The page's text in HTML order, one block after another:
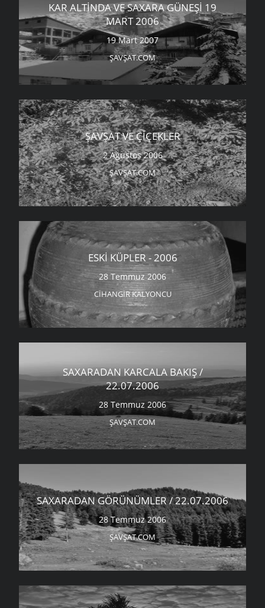
KAR ALTINDA VE SAXARA GÜNEŞI 19
MART 2006
19 Mart 2007
ŞAVŞAT.COM
ŞAVŞAT VE ÇIÇEKLER
2 Ağustos 2006
ŞAVŞAT.COM
ESKI KÜPLER - 2006
28 Temmuz 2006
CIHANGIR KALYONCU
SAXARADAN KARCALA BAKIŞ /
22.07.2006
28 Temmuz 2006
ŞAVŞAT.COM
SAXARADAN GÖRÜNÜMLER / 22.07.2006
28 Temmuz 2006
ŞAVŞAT.COM